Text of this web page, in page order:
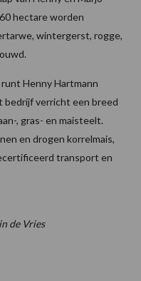
hectare worden
wintergerst, rogge,
Henny Hartmann
bedrijf verricht een breed
, gras- en maisteelt.
en drogen korrelmais,
transport en
de Vries